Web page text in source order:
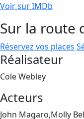
Voir sur IMDb
Sur la route
Réservez vos places
Réalisateur
Cole Webley
Acteurs
John Magaro,Molly